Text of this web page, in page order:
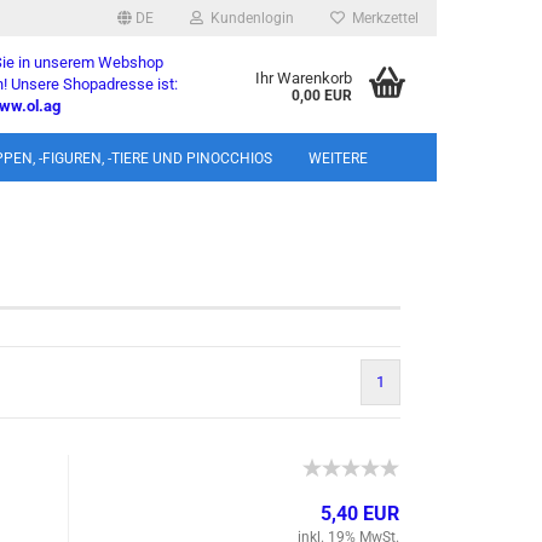
DE Kundenlogin Merkzettel
in unserem Webshop
Unsere Shopadresse ist:
Ihr Warenkorb
0,00 EUR
-FIGUREN, -TIERE UND PINOCCHIOS WEITERE
1
5,40 EUR
inkl. 19% MwSt.